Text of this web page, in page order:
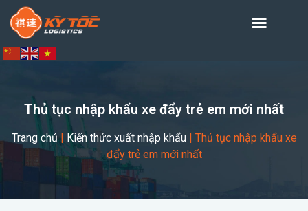
Thủ tục nhập khẩu xe đẩy trẻ em mới nhất
Trang chủ| Kiến thức xuất nhập khẩu| Thủ tục nhập khẩu xe
đẩy trẻ em mới nhất